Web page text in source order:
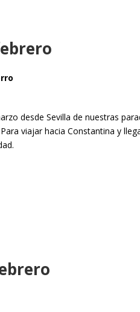
desde Sevilla de nuestras
viajar hacia Constantina y